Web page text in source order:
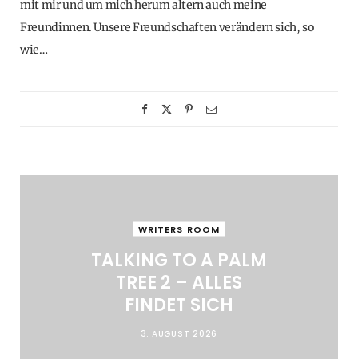
mit mir und um mich herum altern auch meine
Freundinnen. Unsere Freundschaften verändern sich, so
wie…
WRITERS ROOM
TALKING TO A PALM
TREE 2 – ALLES
FINDET SICH
3. AUGUST 2026